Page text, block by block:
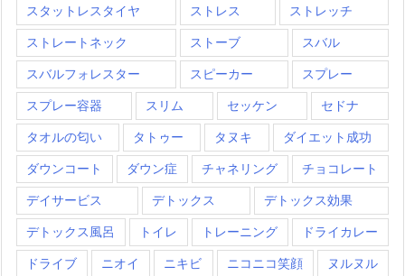
スタットレスタイヤ ストレス ストレッチ
ストレートネック ストーブ スバル
スバルフォレスター スピーカー スプレー
スプレー容器 スリム セッケン セドナ
タオルの匂い タトゥー タヌキ ダイエット成功
ダウンコート ダウン症 チャネリング チョコレート
デイサービス デトックス デトックス効果
デトックス風呂 トイレ トレーニング ドライカレー
ドライブ ニオイ ニキビ ニコニコ笑顔 ヌルヌル